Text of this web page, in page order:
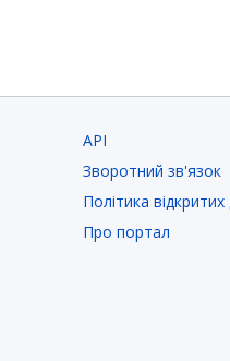
API
Зворотний зв'язок
Політика
Про портал